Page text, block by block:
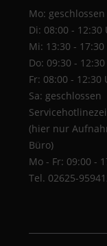
Mo: geschlossen
Di: 08:00 - 12:30
Mi: 13:30 -
Do: 09:30 -
Fr: 08:00 -
Sa: geschlossen
(hier nur
Büro)
Mo - Fr: 09:00 -
Tel. 02625-